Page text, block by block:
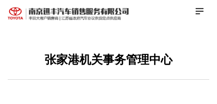
张家港机关事务管理中心